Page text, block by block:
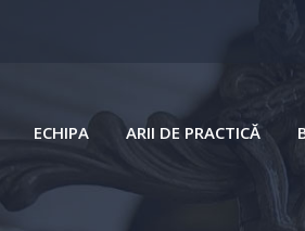
ECHIPA ARII DE PRACTICĂ